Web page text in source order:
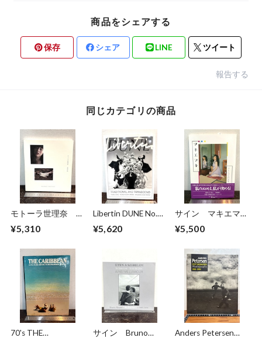
商品をシェアする
保存 シェア LINE ツイート
報告する
同じカテゴリの商品
モトーラ世理奈
¥5,310
Libertin DUNE No.5
TRANSCEND
¥5,620
サイン マキエマキ
¥5,500
70's THE
サイン Bruno
Anders Petersen